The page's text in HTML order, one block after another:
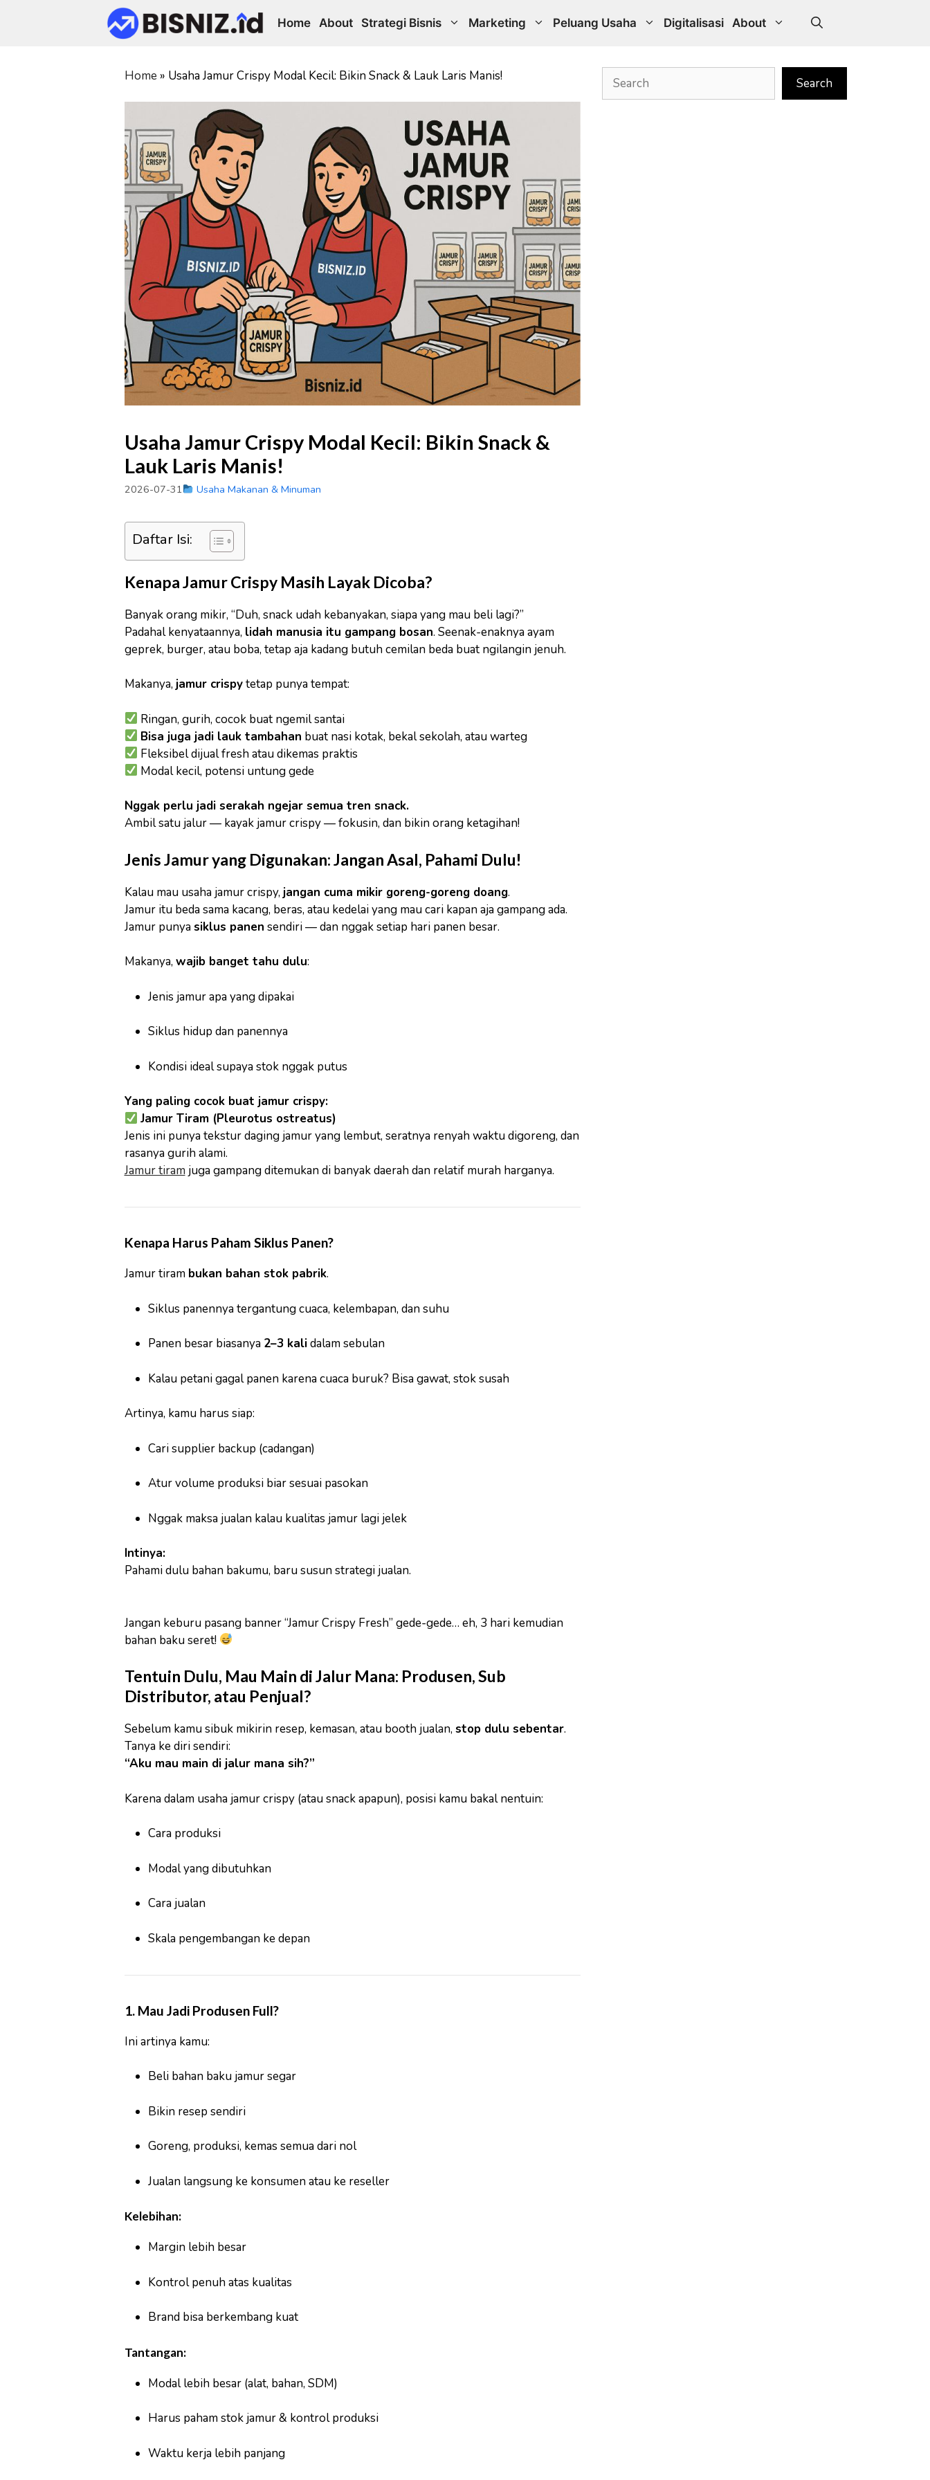
Home About Strategi Bisnis Marketing Peluang Usaha Digitalisasi About
Home » Usaha Jamur Crispy Modal Kecil: Bikin Snack & Lauk Laris Manis!
Usaha Jamur Crispy Modal Kecil: Bikin Snack &
Lauk Laris Manis!
2026-07-31 Usaha Makanan & Minuman
Daftar Isi:
Kenapa Jamur Crispy Masih Layak Dicoba?
Banyak orang mikir, “Duh, snack udah kebanyakan, siapa yang mau beli lagi?”
Padahal kenyataannya, lidah manusia itu gampang bosan. Seenak-enaknya ayam
geprek, burger, atau boba, tetap aja kadang butuh cemilan beda buat ngilangin jenuh.
Makanya, jamur crispytetap punya tempat:
Ringan, gurih, cocok buat ngemil santai
Bisa juga jadi lauk tambahan buat nasi kotak, bekal sekolah, atau warteg
Fleksibel dijual fresh atau dikemas praktis
Modal kecil, potensi untung gede
Nggak perlu jadi serakah ngejar semua tren snack.
Ambil satu jalur — kayak jamur crispy — fokusin, dan bikin orang ketagihan!
Jenis Jamur yang Digunakan: Jangan Asal, Pahami Dulu!
Kalau mau usaha jamur crispy, jangan cuma mikir goreng-goreng doang.
Jamur itu beda sama kacang, beras, atau kedelai yang mau cari kapan aja gampang ada.
Jamur punyasiklus panen sendiri — dan nggak setiap hari panen besar.
Makanya, wajib banget tahu dulu:
Jenis jamur apa yang dipakai
Siklus hidup dan panennya
Kondisi ideal supaya stok nggak putus
Yang paling cocok buat jamur crispy:
Jamur Tiram (Pleurotus ostreatus)
Jenis ini punya tekstur daging jamur yang lembut, seratnya renyah waktu digoreng, dan
rasanya gurih alami.
Jamur tiram juga gampang ditemukan di banyak daerah dan relatif murah harganya.
Kenapa Harus Paham Siklus Panen?
Jamur tiram bukan bahan stok pabrik.
Siklus panennya tergantung cuaca, kelembapan, dan suhu
Panen besar biasanya 2–3 kalidalam sebulan
Kalau petani gagal panen karena cuaca buruk? Bisa gawat, stok susah
Artinya, kamu harus siap:
Cari supplier backup (cadangan)
Atur volume produksi biar sesuai pasokan
Nggak maksa jualan kalau kualitas jamur lagi jelek
Intinya:
Pahami dulu bahan bakumu, baru susun strategi jualan.
Jangan keburu pasang banner “Jamur Crispy Fresh” gede-gede… eh, 3 hari kemudian
bahan baku seret!
Tentuin Dulu, Mau Main di Jalur Mana: Produsen, Sub
Distributor, atau Penjual?
Sebelum kamu sibuk mikirin resep, kemasan, atau booth jualan, stop dulu sebentar.
Tanya ke diri sendiri:
“Aku mau main di jalur mana sih?”
Karena dalam usaha jamur crispy (atau snack apapun), posisi kamu bakal nentuin:
Cara produksi
Modal yang dibutuhkan
Cara jualan
Skala pengembangan ke depan
1. Mau Jadi Produsen Full?
Ini artinya kamu:
Beli bahan baku jamur segar
Bikin resep sendiri
Goreng, produksi, kemas semua dari nol
Jualan langsung ke konsumen atau ke reseller
Kelebihan:
Margin lebih besar
Kontrol penuh atas kualitas
Brand bisa berkembang kuat
Tantangan:
Modal lebih besar (alat, bahan, SDM)
Harus paham stok jamur & kontrol produksi
Waktu kerja lebih panjang
Search
Search